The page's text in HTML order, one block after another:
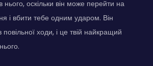
нього, оскільки він може перейти на
і вбити тебе одним ударом. Він
ходи, і це твій найкращий